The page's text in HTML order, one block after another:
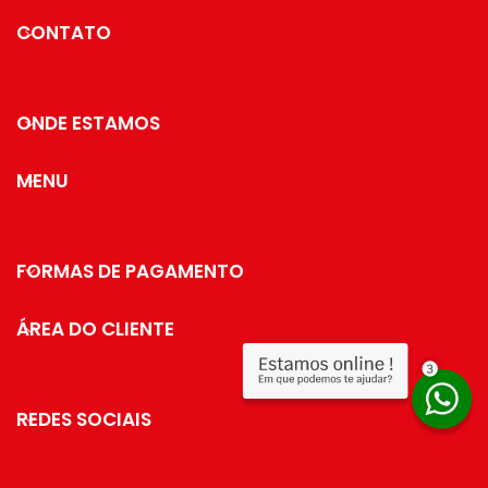
CONTATO
ONDE ESTAMOS
MENU
FORMAS DE PAGAMENTO
ÁREA DO CLIENTE
REDES SOCIAIS